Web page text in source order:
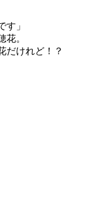
す」
花。
だけれど！？